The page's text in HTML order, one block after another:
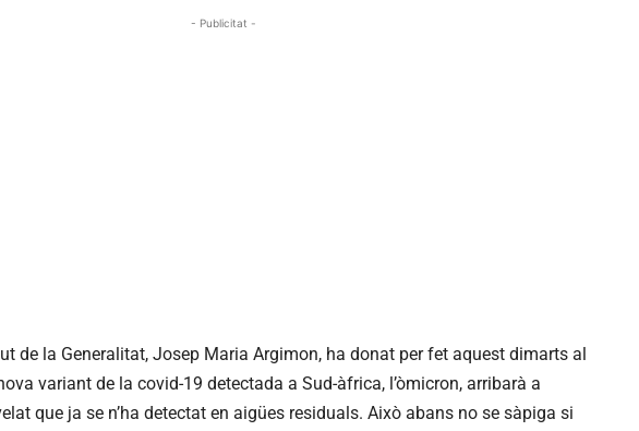
- Publicitat -
de la Generalitat, Josep Maria Argimon, ha donat per fet aquest dimarts al
variant de la covid-19 detectada a Sud-àfrica, l’òmicron, arribarà a
que ja se n’ha detectat en aigües residuals. Això abans no se sàpiga si